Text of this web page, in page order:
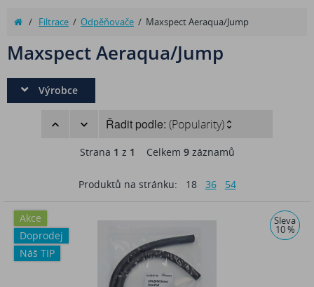
/ Filtrace / Odpěňovače / Maxspect Aeraqua/Jump
Maxspect Aeraqua/Jump
Výrobce
Řadit podle: (Popularity)
Strana 1 z 1 Celkem 9záznamů
Produktů na stránku: 18 36 54
Akce
Doprodej
Náš TIP
Sleva
10 %